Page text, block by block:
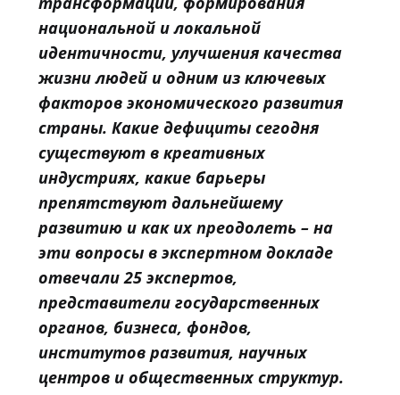
национальной и локальной
идентичности, улучшения качества
жизни людей и одним из ключевых
факторов экономического развития
страны. Какие дефициты сегодня
существуют в креативных
индустриях, какие барьеры
препятствуют дальнейшему
развитию и как их преодолеть – на
эти вопросы в экспертном докладе
отвечали 25 экспертов,
представители государственных
органов, бизнеса, фондов,
институтов развития, научных
центров и общественных структур.